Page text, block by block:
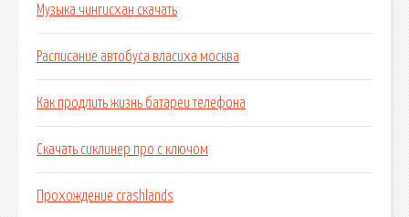
Музыка чингисхан скачать
Расписание автобуса власиха москва
Как продлить жизнь батареи телефона
Скачать сиклинер про с ключом
Прохождение crashlands